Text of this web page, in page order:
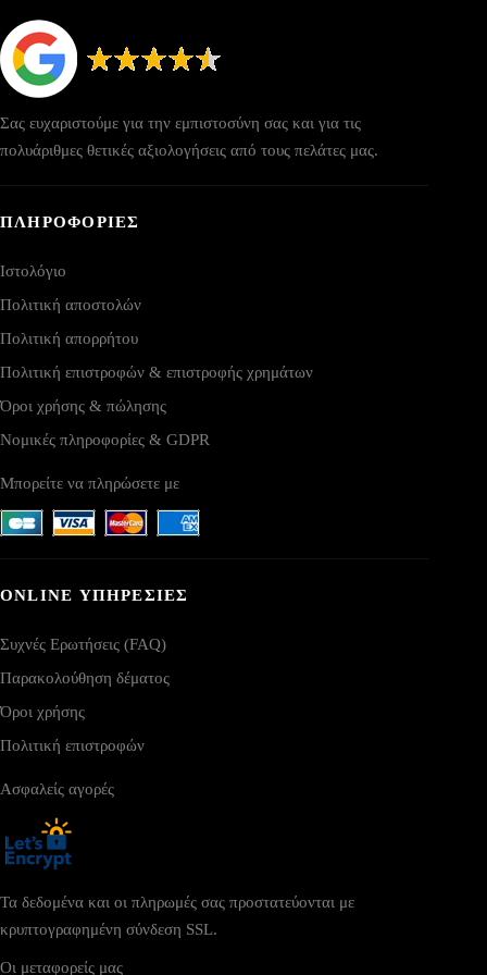
Σας ευχαριστούμε για την εμπιστοσύνη σας και για τις
πολυάριθμες θετικές αξιολογήσεις από τους πελάτες μας.
ΠΛΗΡΟΦΟΡΙΕΣ
Ιστολόγιο
Πολιτική αποστολών
Πολιτική απορρήτου
Πολιτική επιστροφών & επιστροφής χρημάτων
Όροι χρήσης & πώλησης
Νομικές πληροφορίες & GDPR
Μπορείτε να πληρώσετε με
ONLINE ΥΠΗΡΕΣΙΕΣ
Συχνές Ερωτήσεις (FAQ)
Παρακολούθηση δέματος
Όροι χρήσης
Πολιτική επιστροφών
Ασφαλείς αγορές
Τα δεδομένα και οι πληρωμές σας προστατεύονται με
κρυπτογραφημένη σύνδεση SSL.
Οι μεταφορείς μας